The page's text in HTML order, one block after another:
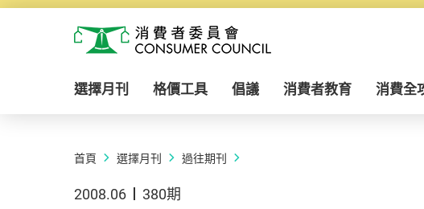
消費者委員會
選擇月刊 格價工具 倡議 消費者教育 消費全
首頁 選擇月刊 過往期刊
2008.06 380期